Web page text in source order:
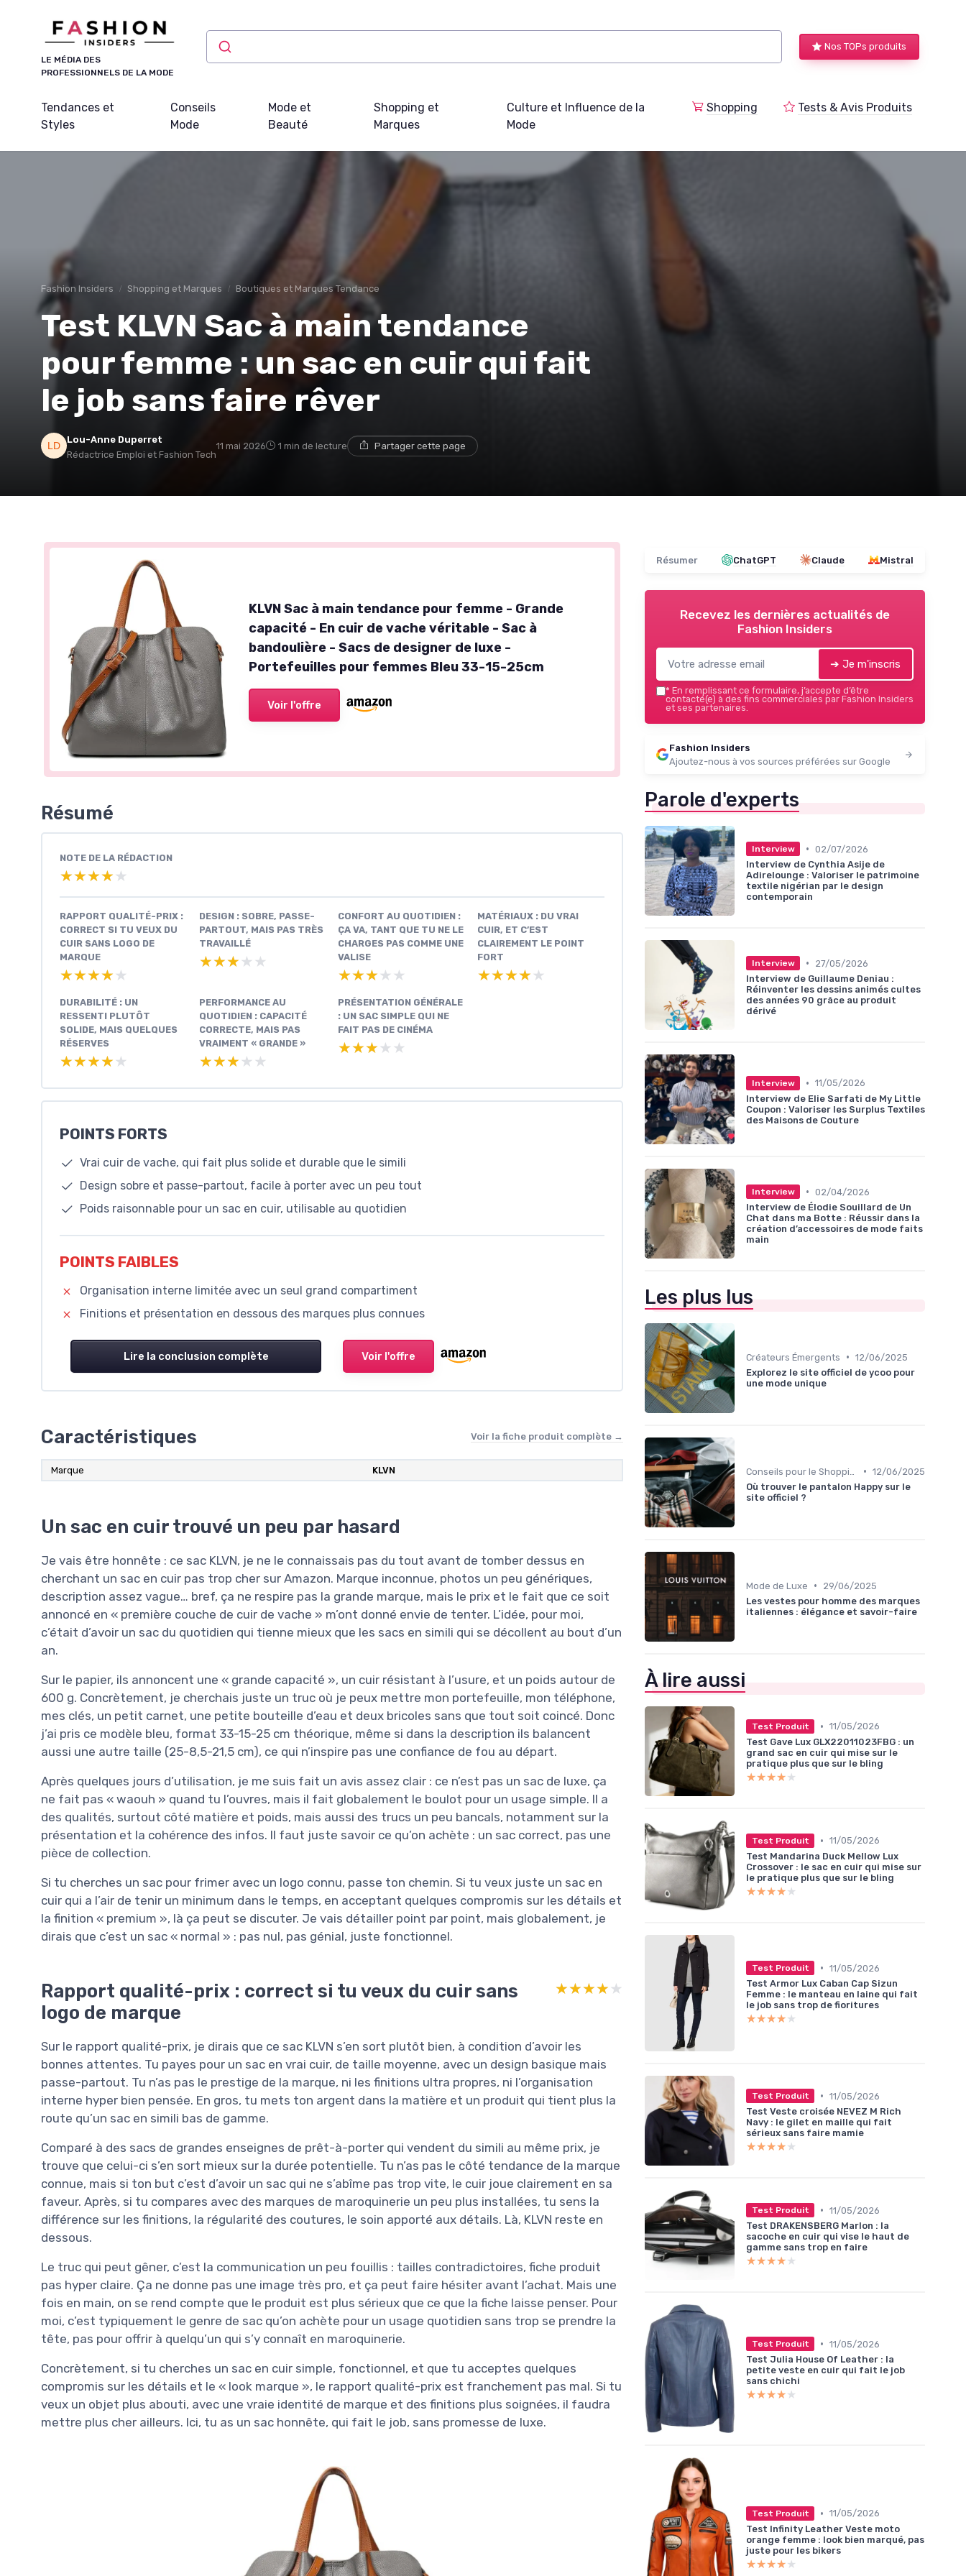
LE MÉDIA DES
PROFESSIONNELS DE LA MODE
Nos TOPs produits
Tendances et
Styles
Conseils
Mode
Mode et
Beauté
Shopping et
Marques
Culture et Influence de la
Mode
Shopping Tests & Avis Produits
Fashion Insiders Shopping et Marques Boutiques et Marques Tendance
Test KLVN Sac à main tendance
pour femme : un sac en cuir qui fait
le job sans faire rêver
Lou-Anne Duperret
Rédactrice Emploi et Fashion Tech
11 mai 2026 1 min de lecture Partager cette page
KLVN Sac à main tendance pour femme - Grande
capacité - En cuir de vache véritable - Sac à
bandoulière - Sacs de designer de luxe -
Portefeuilles pour femmes Bleu 33-15-25cm
Voir l'offre
Résumé
NOTE DE LA RÉDACTION
★★★★★
★★★★★
RAPPORT QUALITÉ-PRIX :
CORRECT SI TU VEUX DU
CUIR SANS LOGO DE
MARQUE
★★★★★
★★★★★
DESIGN : SOBRE, PASSE-
PARTOUT, MAIS PAS TRÈS
TRAVAILLÉ
★★★★★
★★★★★
CONFORT AU QUOTIDIEN :
ÇA VA, TANT QUE TU NE LE
CHARGES PAS COMME UNE
VALISE
★★★★★
★★★★★
MATÉRIAUX : DU VRAI
CUIR, ET C’EST
CLAIREMENT LE POINT
FORT
★★★★★
★★★★★
DURABILITÉ : UN
RESSENTI PLUTÔT
SOLIDE, MAIS QUELQUES
RÉSERVES
★★★★★
★★★★★
PERFORMANCE AU
QUOTIDIEN : CAPACITÉ
CORRECTE, MAIS PAS
VRAIMENT « GRANDE »
★★★★★
★★★★★
PRÉSENTATION GÉNÉRALE
: UN SAC SIMPLE QUI NE
FAIT PAS DE CINÉMA
★★★★★
★★★★★
POINTS FORTS
Vrai cuir de vache, qui fait plus solide et durable que le simili
Design sobre et passe-partout, facile à porter avec un peu tout
Poids raisonnable pour un sac en cuir, utilisable au quotidien
POINTS FAIBLES
Organisation interne limitée avec un seul grand compartiment
Finitions et présentation en dessous des marques plus connues
Lire la conclusion complète Voir l'offre
Caractéristiques Voir la fiche produit complète →
Marque KLVN
Un sac en cuir trouvé un peu par hasard
Je vais être honnête : ce sac KLVN, je ne le connaissais pas du tout avant de tomber dessus en
cherchant un sac en cuir pas trop cher sur Amazon. Marque inconnue, photos un peu génériques,
description assez vague… bref, ça ne respire pas la grande marque, mais le prix et le fait que ce soit
annoncé en « première couche de cuir de vache » m’ont donné envie de tenter. L’idée, pour moi,
c’était d’avoir un sac du quotidien qui tienne mieux que les sacs en simili qui se décollent au bout d’un
an.
Sur le papier, ils annoncent une « grande capacité », un cuir résistant à l’usure, et un poids autour de
600 g. Concrètement, je cherchais juste un truc où je peux mettre mon portefeuille, mon téléphone,
mes clés, un petit carnet, une petite bouteille d’eau et deux bricoles sans que tout soit coincé. Donc
j’ai pris ce modèle bleu, format 33-15-25 cm théorique, même si dans la description ils balancent
aussi une autre taille (25-8,5-21,5 cm), ce qui n’inspire pas une confiance de fou au départ.
Après quelques jours d’utilisation, je me suis fait un avis assez clair : ce n’est pas un sac de luxe, ça
ne fait pas « waouh » quand tu l’ouvres, mais il fait globalement le boulot pour un usage simple. Il a
des qualités, surtout côté matière et poids, mais aussi des trucs un peu bancals, notamment sur la
présentation et la cohérence des infos. Il faut juste savoir ce qu’on achète : un sac correct, pas une
pièce de collection.
Si tu cherches un sac pour frimer avec un logo connu, passe ton chemin. Si tu veux juste un sac en
cuir qui a l’air de tenir un minimum dans le temps, en acceptant quelques compromis sur les détails et
la finition « premium », là ça peut se discuter. Je vais détailler point par point, mais globalement, je
dirais que c’est un sac « normal » : pas nul, pas génial, juste fonctionnel.
Rapport qualité-prix : correct si tu veux du cuir sans
logo de marque
★★★★★
★★★★★
Sur le rapport qualité-prix, je dirais que ce sac KLVN s’en sort plutôt bien, à condition d’avoir les
bonnes attentes. Tu payes pour un sac en vrai cuir, de taille moyenne, avec un design basique mais
passe-partout. Tu n’as pas le prestige de la marque, ni les finitions ultra propres, ni l’organisation
interne hyper bien pensée. En gros, tu mets ton argent dans la matière et un produit qui tient plus la
route qu’un sac en simili bas de gamme.
Comparé à des sacs de grandes enseignes de prêt-à-porter qui vendent du simili au même prix, je
trouve que celui-ci s’en sort mieux sur la durée potentielle. Tu n’as pas le côté tendance de la marque
connue, mais si ton but c’est d’avoir un sac qui ne s’abîme pas trop vite, le cuir joue clairement en sa
faveur. Après, si tu compares avec des marques de maroquinerie un peu plus installées, tu sens la
différence sur les finitions, la régularité des coutures, le soin apporté aux détails. Là, KLVN reste en
dessous.
Le truc qui peut gêner, c’est la communication un peu fouillis : tailles contradictoires, fiche produit
pas hyper claire. Ça ne donne pas une image très pro, et ça peut faire hésiter avant l’achat. Mais une
fois en main, on se rend compte que le produit est plus sérieux que ce que la fiche laisse penser. Pour
moi, c’est typiquement le genre de sac qu’on achète pour un usage quotidien sans trop se prendre la
tête, pas pour offrir à quelqu’un qui s’y connaît en maroquinerie.
Concrètement, si tu cherches un sac en cuir simple, fonctionnel, et que tu acceptes quelques
compromis sur les détails et le « look marque », le rapport qualité-prix est franchement pas mal. Si tu
veux un objet plus abouti, avec une vraie identité de marque et des finitions plus soignées, il faudra
mettre plus cher ailleurs. Ici, tu as un sac honnête, qui fait le job, sans promesse de luxe.
Résumer ChatGPT Claude Mistral
Recevez les dernières actualités de
Fashion Insiders
➔ Je m'inscris
* En remplissant ce formulaire, j’accepte d’être
contacté(e) à des fins commerciales par Fashion Insiders
et ses partenaires.
Fashion Insiders
Ajoutez-nous à vos sources préférées sur Google
Parole d'experts
Interview • 02/07/2026
Interview de Cynthia Asije de
Adirelounge : Valoriser le patrimoine
textile nigérian par le design
contemporain
Interview •
27/05/2026
Interview de Guillaume Deniau :
Réinventer les dessins animés cultes
des années 90 grâce au produit
dérivé
Interview • 11/05/2026
Interview de Elie Sarfati de My Little
Coupon : Valoriser les Surplus Textiles
des Maisons de Couture
Interview • 02/04/2026
Interview de Élodie Souillard de Un
Chat dans ma Botte : Réussir dans la
création d’accessoires de mode faits
main
Les plus lus
Créateurs Émergents • 12/06/2025
Explorez le site officiel de ycoo pour
une mode unique
• 12/06/2025
Où trouver le pantalon Happy sur le
site officiel ?
Mode de Luxe •
29/06/2025
Les vestes pour homme des marques
italiennes : élégance et savoir-faire
À lire aussi
Test Produit • 11/05/2026
Test Gave Lux GLX22011023FBG : un
grand sac en cuir qui mise sur le
pratique plus que sur le bling
★★★★★
★★★★★
Test Produit • 11/05/2026
Test Mandarina Duck Mellow Lux
Crossover : le sac en cuir qui mise sur
le pratique plus que sur le bling
★★★★★
★★★★★
Test Produit • 11/05/2026
Test Armor Lux Caban Cap Sizun
Femme : le manteau en laine qui fait
le job sans trop de fioritures
★★★★★
★★★★★
Test Produit • 11/05/2026
Test Veste croisée NEVEZ M Rich
Navy : le gilet en maille qui fait
sérieux sans faire mamie
★★★★★
★★★★★
Test Produit • 11/05/2026
Test DRAKENSBERG Marlon : la
sacoche en cuir qui vise le haut de
gamme sans trop en faire
★★★★★
★★★★★
Test Produit • 11/05/2026
Test Julia House Of Leather : la
petite veste en cuir qui fait le job
sans chichi
★★★★★
★★★★★
Test Produit • 11/05/2026
Test Infinity Leather Veste moto
orange femme : look bien marqué, pas
juste pour les bikers
★★★★★
★★★★★